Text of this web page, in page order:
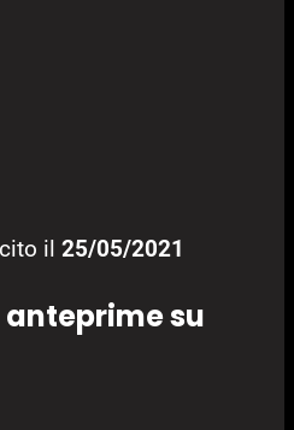
il 25/05/2021
anteprime su